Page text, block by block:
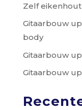
Zelf
Gitaarbouw
body
Gitaarbouw
Gitaarbouw